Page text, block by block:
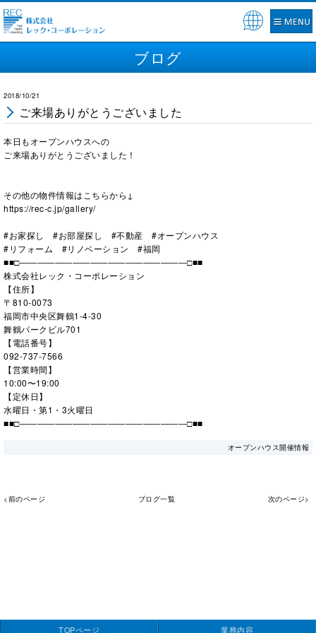
ブログ
2018/10/21
ご来場ありがとうございました
本日もオープンハウスへの
ご来場ありがとうございました！
その他の物件情報はこちらから↓
https://rec-c.jp/gallery/
#お家探し #お部屋探し #不動産 #オープンハウス
#リフォーム #リノベーション #福岡
■■□―――――――――――――――――――□■■
株式会社レック・コーポレーション
【住所】
〒810-0073
福岡市中央区舞鶴1-4-30
舞鶴パークビル701
【電話番号】
092-737-7566
【営業時間】
10:00〜19:00
【定休日】
水曜日・第1・3火曜日
■■□―――――――――――――――――――□■■
オープンハウス開催情報
<前のページ ブログ一覧 次のページ>
TOPページ 業務内容